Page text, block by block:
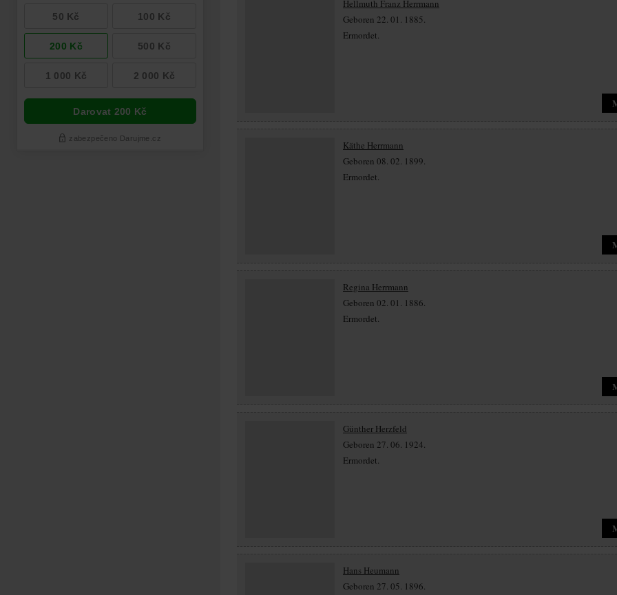
Hellmuth Franz Herrmann
Geboren 22. 01. 1885.
Ermordet.
Käthe Herrmann
Geboren 08. 02. 1899.
Ermordet.
Regina Herrmann
Geboren 02. 01. 1886.
Ermordet.
Günther Herzfeld
Geboren 27. 06. 1924.
Ermordet.
Hans Heumann
Geboren 27. 05. 1896.